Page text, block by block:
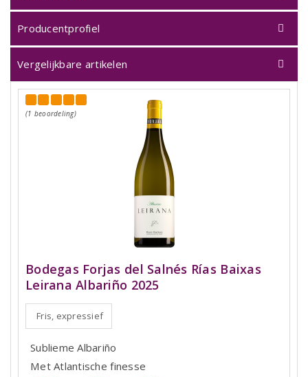
Producentprofiel
Vergelijkbare artikelen
(1 beoordeling)
Bodegas Forjas del Salnés Rías Baixas
Leirana Albariño 2025
Fris, expressief
Sublieme Albariño
Met Atlantische finesse